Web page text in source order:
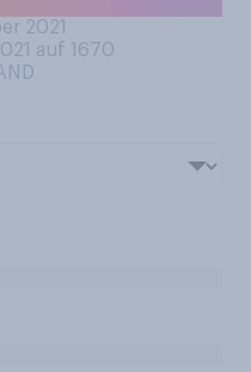
2021
auf 1670